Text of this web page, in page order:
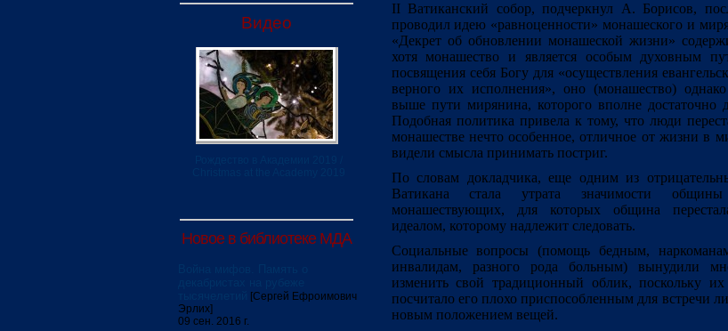
Видео
Новое в библиотеке МДА
[Сергей Ефроимович
Эрлих]
09 сен. 2016 г.
II Ватиканский собор, подчеркнул А. Борисов,
проводил идею «равноценности» монашеского и
«Декрет об обновлении монашеской жизни»
хотя монашество и является особым духовным
посвящения себя Богу для «осуществления
верного их исполнения», оно (монашество) однако
выше пути мирянина, которого вполне достаточно
Подобная политика привела к тому, что люди
монашестве нечто особенное, отличное от жизни в
видели смысла принимать постриг.
По словам докладчика, еще одним из
Ватикана стала утрата значимости
монашествующих, для которых община
идеалом, которому надлежит следовать.
Cоциальные вопросы (помощь бедным,
инвалидам, разного рода больным) вынудили
изменить свой традиционный облик, поскольку их
посчитало его плохо приспособленным для встречи
новым положением вещей.